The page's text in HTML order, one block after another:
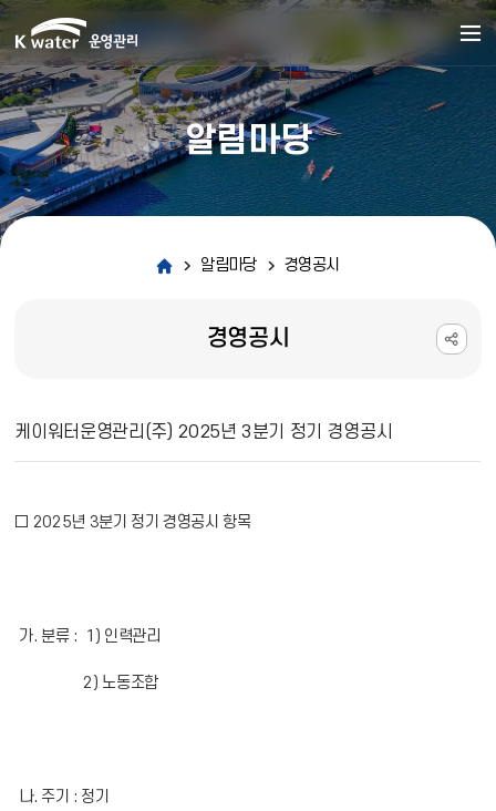
알림마당
알림마당 경영공시
경영공시
케이워터운영관리(주) 2025년 3분기 정기 경영공시
□ 2025년 3분기 정기 경영공시 항목
가. 분류 : 1) 인력관리
2) 노동조합
나. 주기 : 정기